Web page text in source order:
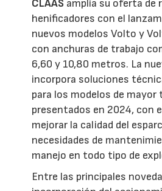
CLAAS amplía su oferta de
henificadores con el
nuevos modelos Volto y
con anchuras de trabajo
6,60 y 10,80 metros. La
incorpora soluciones
para los modelos de mayor
presentados en 2024, con
mejorar la calidad del
necesidades de
manejo en todo tipo de
Entre las principales